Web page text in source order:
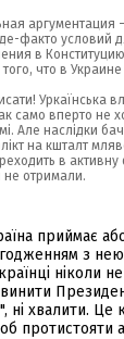
аргументация
факто условий
в
что в
Уркаїнська
само вперто не
Але наслідки
на кшталт
в активну
не отримали.
приймає
з
ніколи
ні хвалити. Це
протистояти